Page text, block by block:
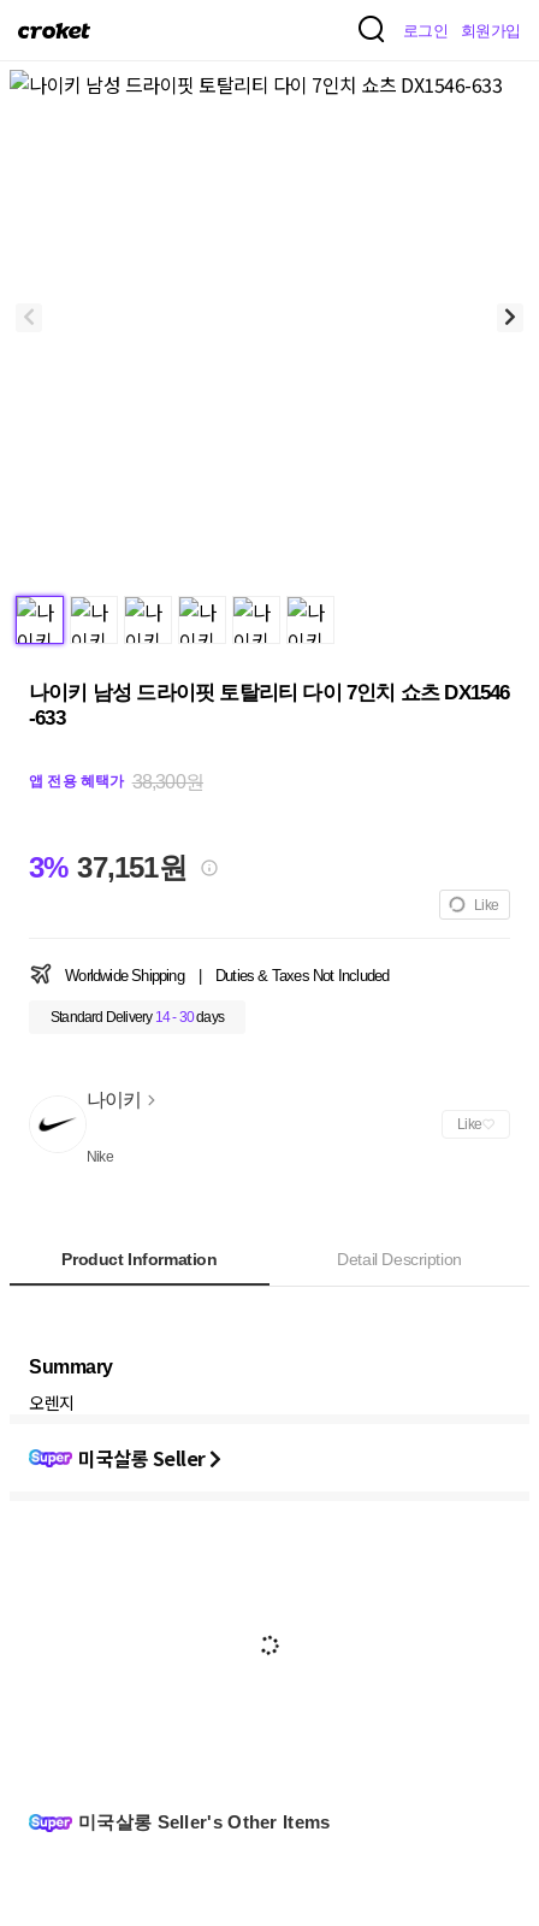
크
켓
로그인 회원가입
나이키 남성 드라이핏 토탈리티 다이 7인치 쇼츠 DX1546
-633
앱 전용 혜택가 38,300원
3% 37,151원
Like
Worldwide Shipping Duties & Taxes Not Included
Standard Delivery 14 - 30days
나이키
Nike
Like
Product Information Detail Description
Summary
오렌지
미국살롱 Seller
미국살롱 Seller's Other Items